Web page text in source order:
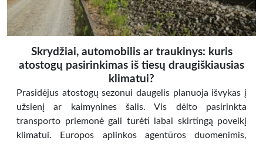
Skrydžiai, automobilis ar traukinys: kuris
atostogų pasirinkimas iš tiesų draugiškiausias
klimatui?
Prasidėjus atostogų sezonui daugelis planuoja išvykas į
užsienį ar kaimynines šalis. Vis dėlto pasirinkta
transporto priemonė gali turėti labai skirtingą poveikį
klimatui. Europos aplinkos agentūros duomenimis,